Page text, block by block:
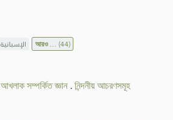
الإسبانية আরও ...(44)
আখলাক সম্পর্কিত জ্ঞান.নিন্দনীয় আচরণসমূহ